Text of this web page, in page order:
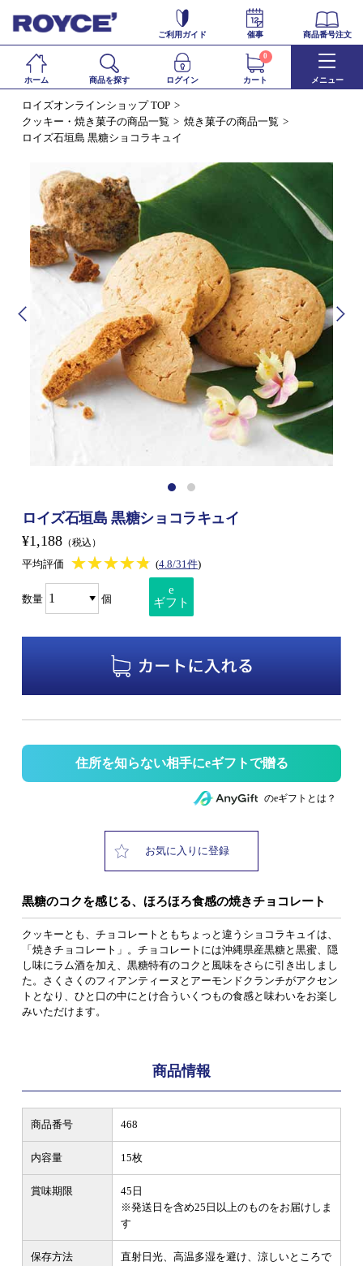
ご利用ガイド 催事 商品番号注文
ホーム 商品を探す ログイン カート
0
メニュー
ロイズオンラインショップ TOP
クッキー・焼き菓子の商品一覧
焼き菓子の商品一覧
ロイズ石垣島 黒糖ショコラキュイ
ロイズ石垣島 黒糖ショコラキュイ
¥1,188 （税込）
平均評価 ★★★★★
★★★★★ (4.8/31件)
数量 個
e
ギフト
住所を知らない相手にeギフトで贈る
のeギフトとは？
お気に入りに登録
黒糖のコクを感じる、ほろほろ食感の焼きチョコレート
クッキーとも、チョコレートともちょっと違うショコラキュイは、
「焼きチョコレート」。チョコレートには沖縄県産黒糖と黒蜜、隠
し味にラム酒を加え、黒糖特有のコクと風味をさらに引き出しまし
た。さくさくのフィアンティーヌとアーモンドクランチがアクセン
トとなり、ひと口の中にとけ合ういくつもの食感と味わいをお楽し
みいただけます。
商品情報
商品番号 468
内容量 15枚
賞味期限
45日
※発送日を含め25日以上のものをお届けしま
す
保存方法
直射日光、高温多湿を避け、涼しいところで